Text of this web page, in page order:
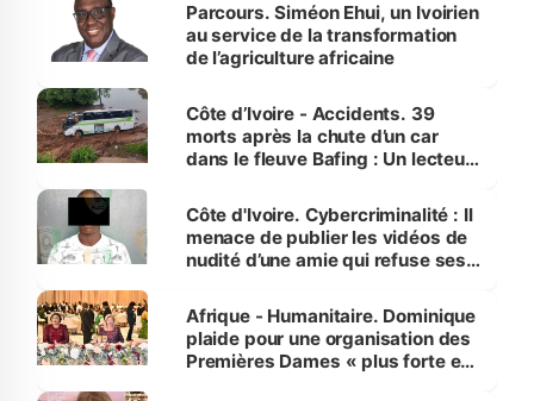
Parcours. Siméon Ehui, un Ivoirien
au service de la transformation
de l’agriculture africaine
Côte d’Ivoire - Accidents. 39
morts après la chute d’un car
dans le fleuve Bafing : Un lecteur
des Transports
Côte d'Ivoire. Cybercriminalité : Il
menace de publier les vidéos de
nudité d’une amie qui refuse ses
Afrique - Humanitaire. Dominique
plaide pour une organisation des
Premières Dames « plus forte et